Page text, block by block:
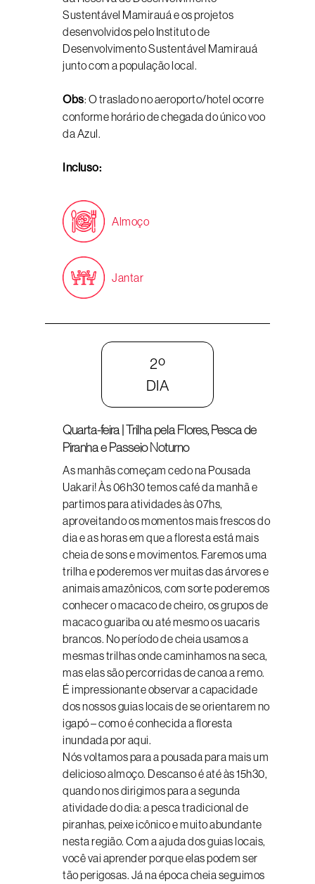
Sustentável Mamirauá e os projetos
desenvolvidos pelo Instituto de
Desenvolvimento Sustentável Mamirauá
junto com a população local.
Obs: O traslado no aeroporto/hotel ocorre
conforme horário de chegada do único voo
da Azul.
Incluso:
Almoço
Jantar
2º
DIA
Quarta-feira | Trilha pela Flores, Pesca de
Piranha e Passeio Noturno
As manhãs começam cedo na Pousada
Uakari! Às 06h30 temos café da manhã e
partimos para atividades às 07hs,
aproveitando os momentos mais frescos do
dia e as horas em que a floresta está mais
cheia de sons e movimentos. Faremos uma
trilha e poderemos ver muitas das árvores e
animais amazônicos, com sorte poderemos
conhecer o macaco de cheiro, os grupos de
macaco guariba ou até mesmo os uacaris
brancos. No período de cheia usamos a
mesmas trilhas onde caminhamos na seca,
mas elas são percorridas de canoa a remo.
É impressionante observar a capacidade
dos nossos guias locais de se orientarem no
igapó – como é conhecida a floresta
inundada por aqui.
Nós voltamos para a pousada para mais um
delicioso almoço. Descanso é até às 15h30,
quando nos dirigimos para a segunda
atividade do dia: a pesca tradicional de
piranhas, peixe icônico e muito abundante
nesta região. Com a ajuda dos guias locais,
você vai aprender porque elas podem ser
tão perigosas. Já na época cheia seguimos